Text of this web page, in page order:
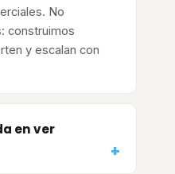
No
construimos
y escalan con
en ver